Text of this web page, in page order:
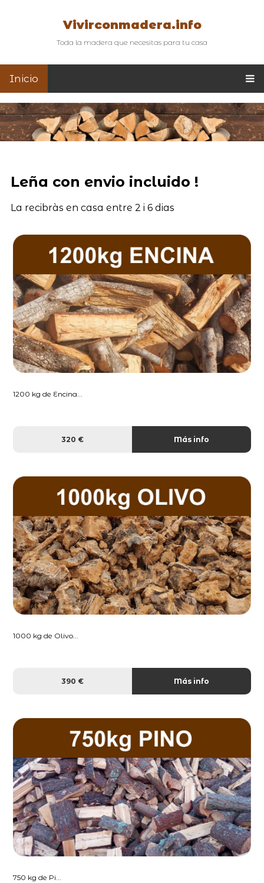
Vivirconmadera.info
Toda la madera que necesitas para tu casa
Inicio
Leña con envio incluido !
La recibràs en casa entre 2 i 6 dias
1200 kg de Encina...
320 € Más info
1000 kg de Olivo...
390 € Más info
750 kg de Pi...